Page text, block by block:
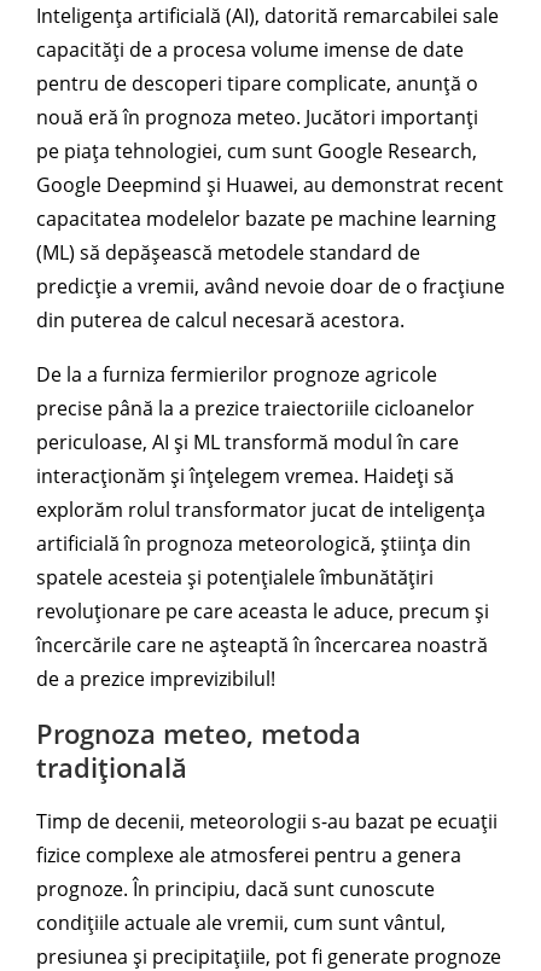
Inteligența artificială (AI), datorită remarcabilei sale
capacități de a procesa volume imense de date
pentru de descoperi tipare complicate, anunță o
nouă eră în prognoza meteo. Jucători importanți
pe piața tehnologiei, cum sunt Google Research,
Google Deepmind și Huawei, au demonstrat recent
capacitatea modelelor bazate pe machine learning
(ML) să depășească metodele standard de
predicție a vremii, având nevoie doar de o fracțiune
din puterea de calcul necesară acestora.
De la a furniza fermierilor prognoze agricole
precise până la a prezice traiectoriile cicloanelor
periculoase, AI și ML transformă modul în care
interacționăm și înțelegem vremea. Haideți să
explorăm rolul transformator jucat de inteligența
artificială în prognoza meteorologică, știința din
spatele acesteia și potențialele îmbunătățiri
revoluționare pe care aceasta le aduce, precum și
încercările care ne așteaptă în încercarea noastră
de a prezice imprevizibilul!
Prognoza meteo, metoda
tradițională
Timp de decenii, meteorologii s-au bazat pe ecuații
fizice complexe ale atmosferei pentru a genera
prognoze. În principiu, dacă sunt cunoscute
condițiile actuale ale vremii, cum sunt vântul,
presiunea și precipitațiile, pot fi generate prognoze